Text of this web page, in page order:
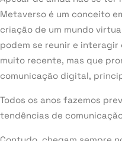
Metaverso é um conceito
criação de um mundo
podem se reunir e interagir
muito recente, mas que
comunicação digital,
Todos os anos fazemos
tendências de